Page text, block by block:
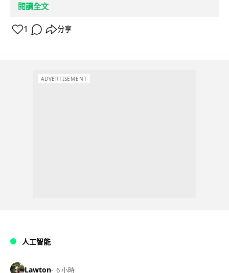
閱讀全文
1 分享
ADVERTISEMENT
人工智能
Lawton 6 小時